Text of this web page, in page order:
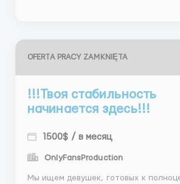
OFERTA PRACY ZAMKNIĘTA
!!!Твоя стабильность
начинается здесь!!!
1500$ / в месяц
OnlyFansProduction
Мы ищем девушек, готовых к